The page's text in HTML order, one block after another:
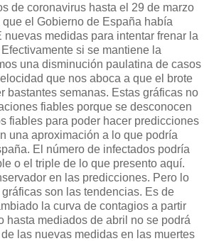
de coronavirus hasta el 29 de marzo
el Gobierno de España había
nuevas medidas para intentar frenar la
si se mantiene la
una disminución paulatina de casos
que nos aboca a que el brote
bastantes semanas. Estas gráficas no
fiables porque se desconocen
fiables para poder hacer predicciones
una aproximación a lo que podría
El número de infectados podría
o el triple de lo que presento aquí.
en las predicciones. Pero lo
son las tendencias. Es de
la curva de contagios a partir
hasta mediados de abril no se podrá
las nuevas medidas en las muertes